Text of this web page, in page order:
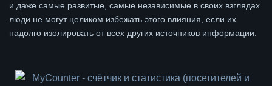
и даже самые развитые, самые независимые в своих взглядах
люди не могут целиком избежать этого влияния, если их
надолго изолировать от всех других источников информации.